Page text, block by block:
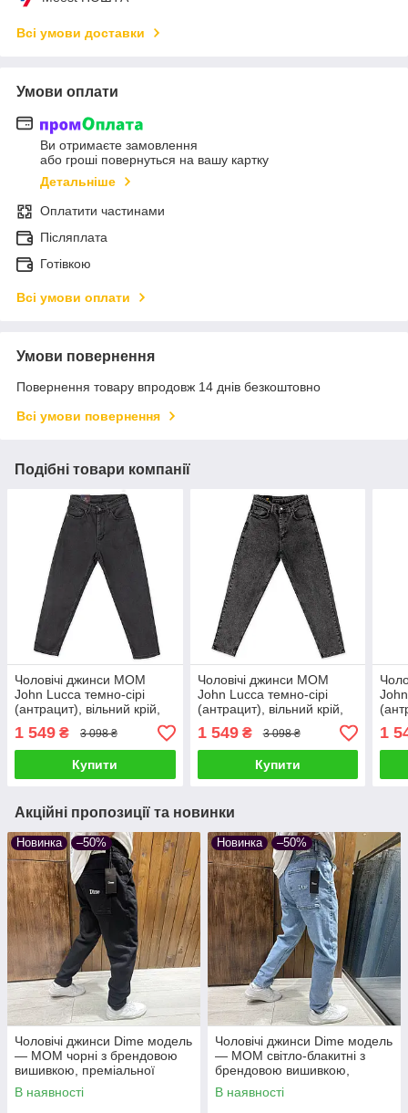
Всі умови доставки
Умови оплати
Ви отримаєте замовлення
або гроші повернуться на вашу картку
Детальніше
Оплатити частинами
Післяплата
Готівкою
Всі умови оплати
Умови повернення
Повернення товару впродовж 14 днів безкоштовно
Всі умови повернення
Подібні товари компанії
Чоловічі джинси МОМ
John Lucca темно-сірі
(антрацит), вільний крій,
комфортні, з якісної
джинсової тканини
1 549 ₴ 3 098 ₴
Купити
Чоловічі джинси МОМ
John Lucca темно-сірі
(антрацит), вільний крій,
комфортні, з якісної
джинсової тканини
1 549₴ 3 098 ₴
Купити
1
Акційні пропозиції та новинки
Новинка –50%
Чоловічі джинси Dime модель
— МОМ чорні з брендовою
вишивкою, преміальної
турецької якості
В наявності
Новинка –50%
Чоловічі джинси Dime модель
— МОМ світло-блакитні з
брендовою вишивкою,
преміальної турецької якості
В наявності